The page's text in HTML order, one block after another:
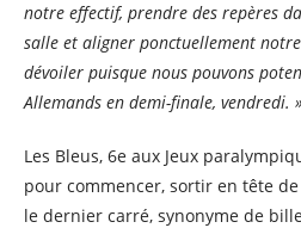
notre effectif, prendre des repères
salle et aligner ponctuellement
dévoiler puisque nous pouvons
Allemands en demi-finale,
Les Bleus, 6e aux Jeux
pour commencer, sortir en tête
le dernier carré, synonyme de